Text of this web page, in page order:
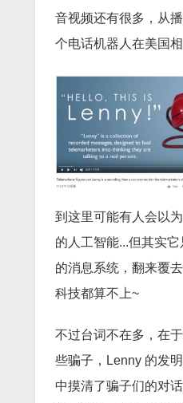
音视频还有很多，从
个电话机器人在美国相
到这里可能有人会以
的人工智能...但其实
的消息系统，翻来覆
科技都算不上~
不过台词不在多，在
些骗子，Lenny 的发
中摸清了骗子们的对